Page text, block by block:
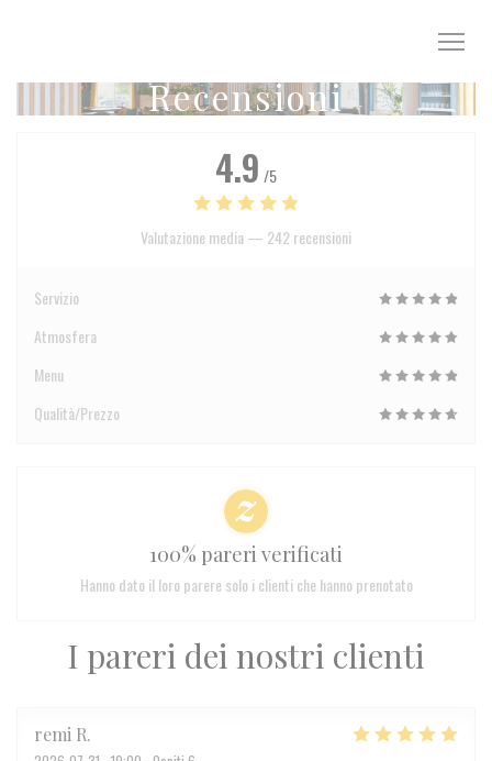
Recensioni
I pareri dei nostri clienti
remi R
4.9 /5
Valutazione media — 242 recensioni
Servizio
Atmosfera
Menu
Qualità/Prezzo
100% pareri verificati
Hanno dato il loro parere solo i clienti che hanno prenotato